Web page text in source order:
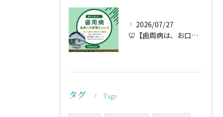
2026/07/27
🦷【歯周病は、お口だけの病気ではないかもしれません】🌿
タグ Tags